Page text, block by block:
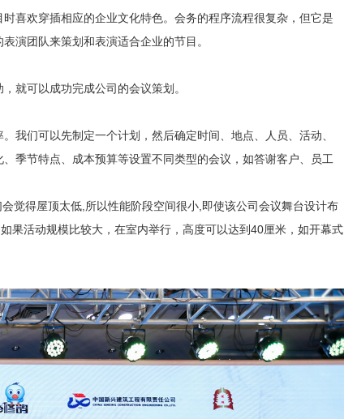
喜欢穿插相应的企业文化特色。会务的程序流程很复杂，但它是
演团队来策划和表演适合企业的节目。
就可以成功完成公司的会议策划。
我们可以先制定一个计划，然后确定时间、地点、人员、活动、
季节特点、成本预算等设置不同类型的会议，如答谢客户、员工
觉得屋顶太低,所以性能阶段空间很小,即使该公司会议舞台设计布
果活动规模比较大，在室内举行，高度可以达到40厘米，如开幕式